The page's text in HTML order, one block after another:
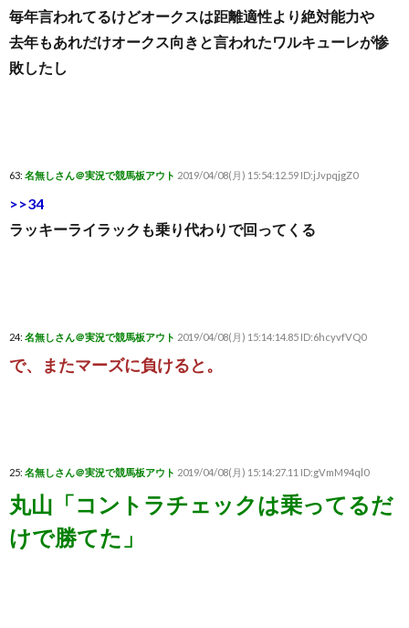
毎年言われてるけどオークスは距離適性より絶対能力や
去年もあれだけオークス向きと言われたワルキューレが惨
敗したし
63: 名無しさん＠実況で競馬板アウト 2019/04/08(月) 15:54:12.59 ID:jJvpqjgZ0
>>34
ラッキーライラックも乗り代わりで回ってくる
24: 名無しさん＠実況で競馬板アウト 2019/04/08(月) 15:14:14.85 ID:6hcyvfVQ0
で、またマーズに負けると。
25: 名無しさん＠実況で競馬板アウト 2019/04/08(月) 15:14:27.11 ID:gVmM94ql0
丸山「コントラチェックは乗ってるだ
けで勝てた」